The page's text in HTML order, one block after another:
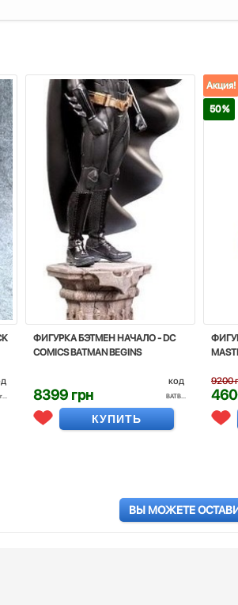
ФИГУРКА БЭТМЕН НАЧАЛО - DC
COMICS BATMAN BEGINS
8399 грн
код
BATB...
КУПИТЬ
Акция!
50 %
9200
ВЫ МОЖЕТЕ